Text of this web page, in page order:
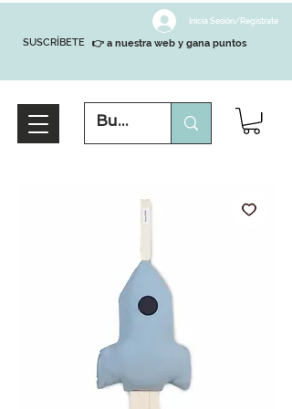
SUSCRÍBETE
Inicia Sesión/Regístrate
👉 a nuestra web y gana puntos